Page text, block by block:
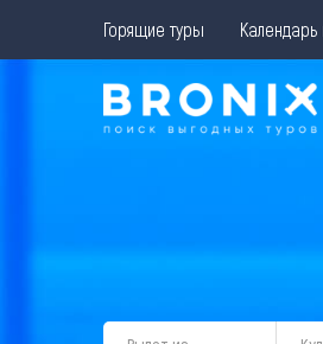
Горящие туры Календарь